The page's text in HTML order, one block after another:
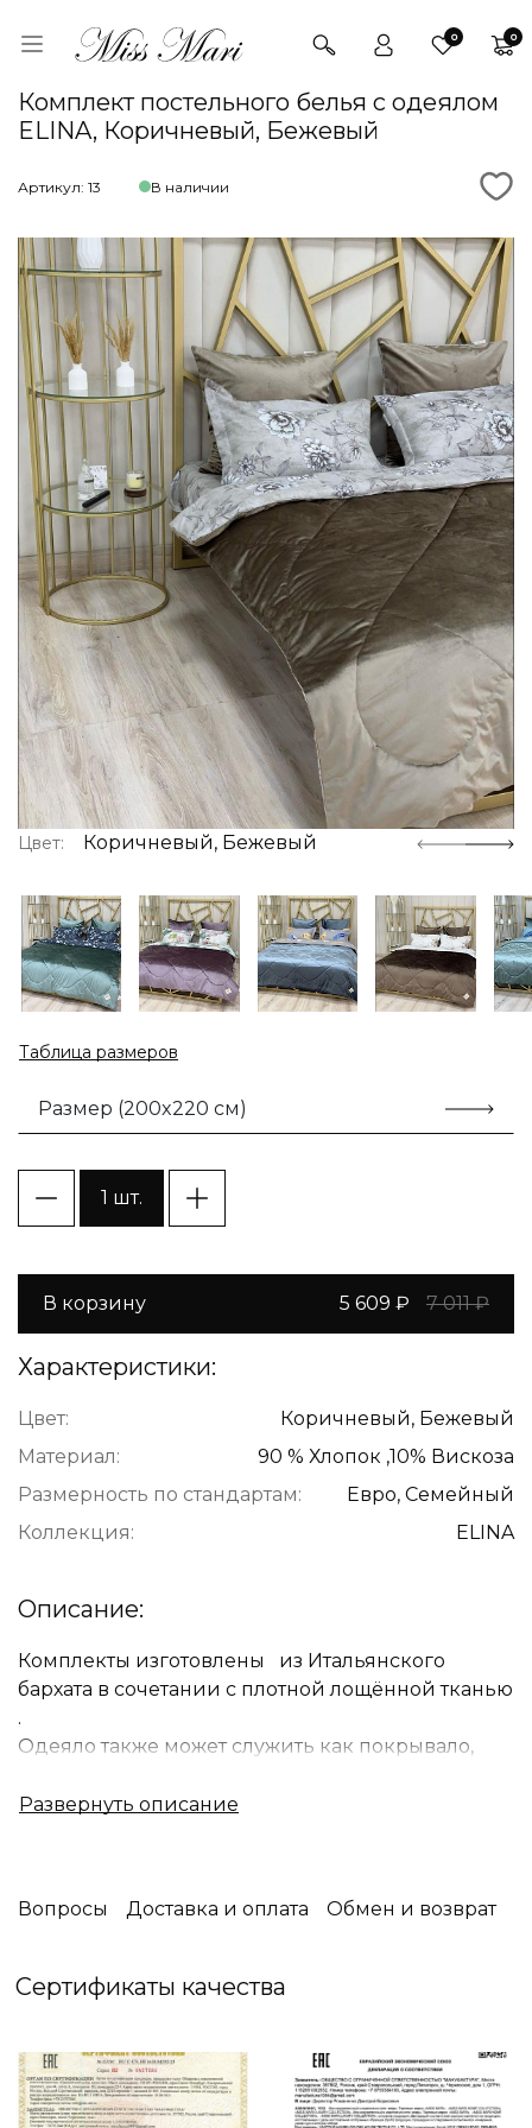
0 0
Комплект постельного белья с одеялом
ELINA, Коричневый, Бежевый
Артикул: 13 В наличии
Цвет: Коричневый, Бежевый
Таблица размеров
Размер (200x220 см)
1 шт.
В корзину 5 609 ₽ 7 011 ₽
Характеристики:
Цвет:
Коричневый, Бежевый
Материал:
90 % Хлопок ,10% Вискоза
Размерность по стандартам:
Евро, Семейный
Коллекция:
ELINA
Описание:
Комплекты изготовлены из Итальянского
бархата в сочетании с плотной лощённой тканью
.
Одеяло также может служить как покрывало,
равнодушным даже самого требовательного
ощупь. Она обеспечивает ощущение комфорта и
В качестве наполнителя одеяла используется
силиконизированное волокно, такой
обеспечивает температурный комфорт. Волокно
хорошо держит форму и не сбивается в
комки.Обратная сторона «Итальянский
Вопросы Доставка и оплата Обмен и возврат
Сертификаты качества